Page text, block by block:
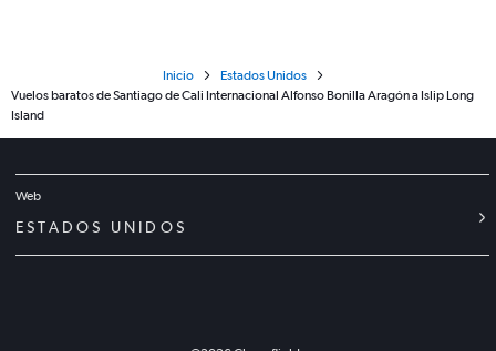
Inicio
Estados Unidos
Vuelos baratos de Santiago de Cali Internacional Alfonso Bonilla Aragón a Islip Long
Island
Web
ESTADOS UNIDOS